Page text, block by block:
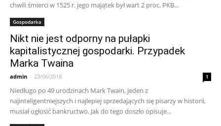
chwili śmierci w 1525 r. jego majątek był wart 2 proc. PKB...
Gospodarka
Nikt nie jest odporny na pułapki
kapitalistycznej gospodarki. Przypadek
Marka Twaina
admin - 23/06/2018 1
Niedługo po 49 urodzinach Mark Twain, jeden z
najinteligentniejszych i najlepiej sprzedających się pisarzy w historii,
musiał ogłosić bankructwo. Jak do tego doszło opisuje...